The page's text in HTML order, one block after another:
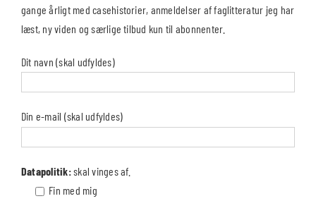
gange årligt med casehistorier, anmeldelser af faglitteratur jeg har
læst, ny viden og særlige tilbud kun til abonnenter.
Dit navn (skal udfyldes)
Din e-mail (skal udfyldes)
Datapolitik:skal vinges af.
Fin med mig